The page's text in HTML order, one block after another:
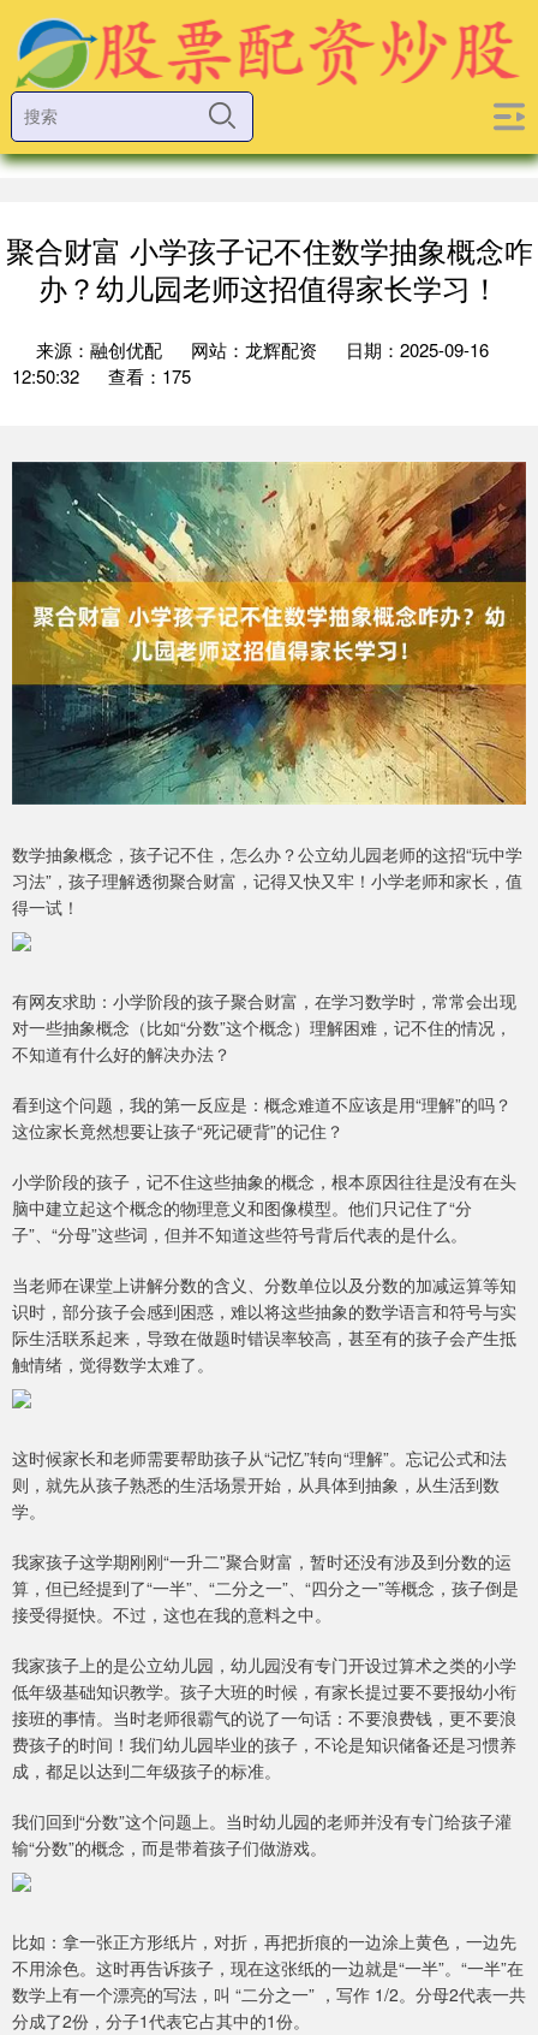
聚合财富 小学孩子记不住数学抽象概念咋
办？幼儿园老师这招值得家长学习！
来源：融创优配 网站：龙辉配资
日期：2025-09-16
12:50:32
查看：175
数学抽象概念，孩子记不住，怎么办？公立幼儿园老师的这招“玩中学
习法”，孩子理解透彻聚合财富，记得又快又牢！小学老师和家长，值
得一试！
有网友求助：小学阶段的孩子聚合财富，在学习数学时，常常会出现
对一些抽象概念（比如“分数”这个概念）理解困难，记不住的情况，
不知道有什么好的解决办法？
看到这个问题，我的第一反应是：概念难道不应该是用“理解”的吗？
这位家长竟然想要让孩子“死记硬背”的记住？
小学阶段的孩子，记不住这些抽象的概念，根本原因往往是没有在头
脑中建立起这个概念的物理意义和图像模型。他们只记住了“分
子”、“分母”这些词，但并不知道这些符号背后代表的是什么。
当老师在课堂上讲解分数的含义、分数单位以及分数的加减运算等知
识时，部分孩子会感到困惑，难以将这些抽象的数学语言和符号与实
际生活联系起来，导致在做题时错误率较高，甚至有的孩子会产生抵
触情绪，觉得数学太难了。
这时候家长和老师需要帮助孩子从“记忆”转向“理解”。忘记公式和法
则，就先从孩子熟悉的生活场景开始，从具体到抽象，从生活到数
学。
我家孩子这学期刚刚“一升二”聚合财富，暂时还没有涉及到分数的运
算，但已经提到了“一半”、“二分之一”、“四分之一”等概念，孩子倒是
接受得挺快。不过，这也在我的意料之中。
我家孩子上的是公立幼儿园，幼儿园没有专门开设过算术之类的小学
低年级基础知识教学。孩子大班的时候，有家长提过要不要报幼小衔
接班的事情。当时老师很霸气的说了一句话：不要浪费钱，更不要浪
费孩子的时间！我们幼儿园毕业的孩子，不论是知识储备还是习惯养
成，都足以达到二年级孩子的标准。
我们回到“分数”这个问题上。当时幼儿园的老师并没有专门给孩子灌
输“分数”的概念，而是带着孩子们做游戏。
比如：拿一张正方形纸片，对折，再把折痕的一边涂上黄色，一边先
不用涂色。这时再告诉孩子，现在这张纸的一边就是“一半”。“一半”在
数学上有一个漂亮的写法，叫 “二分之一” ，写作 1/2。分母2代表一共
分成了2份，分子1代表它占其中的1份。